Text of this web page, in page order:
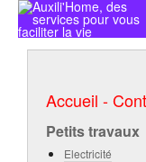
Accueil -
Petits travaux
Electricité